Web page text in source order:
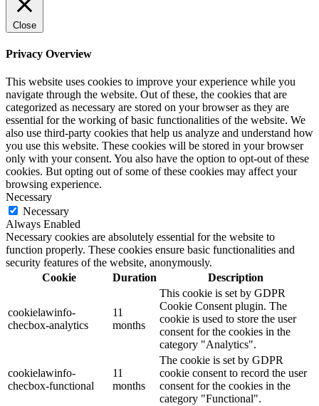
Close
Privacy Overview
This website uses cookies to improve your experience while you
navigate through the website. Out of these, the cookies that are
categorized as necessary are stored on your browser as they are
essential for the working of basic functionalities of the website. We
also use third-party cookies that help us analyze and understand how
you use this website. These cookies will be stored in your browser
only with your consent. You also have the option to opt-out of these
cookies. But opting out of some of these cookies may affect your
browsing experience.
Necessary
Necessary
Always Enabled
Necessary cookies are absolutely essential for the website to
function properly. These cookies ensure basic functionalities and
security features of the website, anonymously.
Cookie
Duration Description
cookielawinfo-
checbox-analytics
11
months
This cookie is set by GDPR
Cookie Consent plugin. The
cookie is used to store the user
consent for the cookies in the
category "Analytics".
cookielawinfo-
checbox-functional
11
months
The cookie is set by GDPR
cookie consent to record the user
consent for the cookies in the
category "Functional".